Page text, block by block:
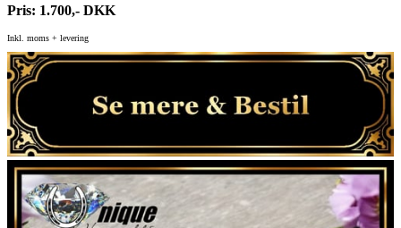
Pris: 1.700,- DKK
Inkl. moms + levering